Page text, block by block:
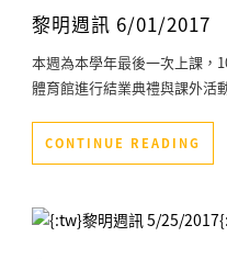
黎明週訊 6/01/2017
本週為本學年最後一次上課，
體育館進行結業典禮與課外活
CONTINUE READING